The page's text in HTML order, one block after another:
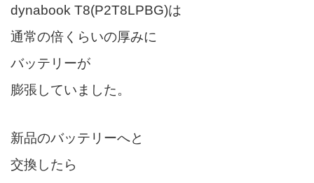
dynabook T8(P2T8LPBG)は
通常の倍くらいの厚みに
バッテリーが
膨張していました。
新品のバッテリーへと
交換したら